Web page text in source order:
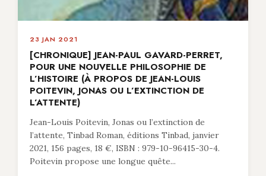
23 JAN 2021
[CHRONIQUE] JEAN-PAUL GAVARD-PERRET,
POUR UNE NOUVELLE PHILOSOPHIE DE
L’HISTOIRE (À PROPOS DE JEAN-LOUIS
POITEVIN, JONAS OU L’EXTINCTION DE
L’ATTENTE)
Jean-Louis Poitevin, Jonas ou l’extinction de
l’attente, Tinbad Roman, éditions Tinbad, janvier
2021, 156 pages, 18 €, ISBN : 979-10-96415-30-4.
Poitevin propose une longue quête...